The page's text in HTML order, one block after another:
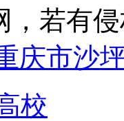
，若有
庆市沙
校